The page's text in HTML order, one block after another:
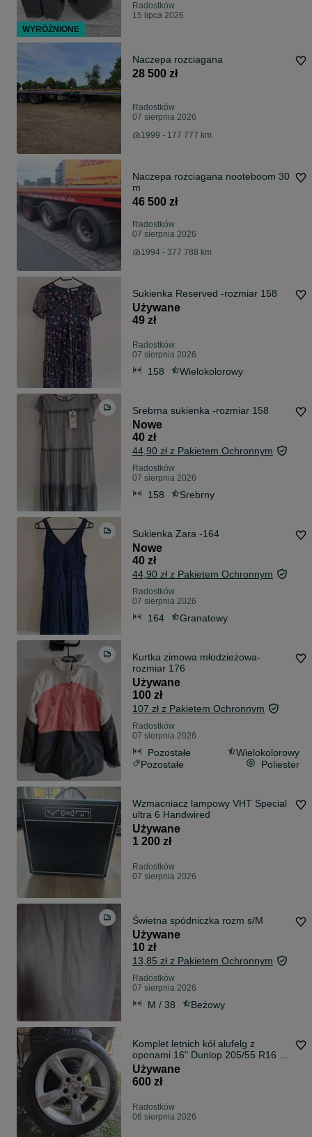
Radostków
15 lipca 2026
Naczepa rozciagana
28 500 zł
Radostków
07 sierpnia 2026
1999 - 177 777 km
Naczepa rozciagana nooteboom 30
m
46 500 zł
Radostków
07 sierpnia 2026
1994 - 377 788 km
Sukienka Reserved -rozmiar 158
Używane
49 zł
Radostków
07 sierpnia 2026
158 Wielokolorowy
Srebrna sukienka -rozmiar 158
Nowe
40 zł
44,90 zł z Pakietem Ochronnym
Radostków
07 sierpnia 2026
158 Srebrny
Sukienka Zara -164
Nowe
40 zł
44,90 zł z Pakietem Ochronnym
Radostków
07 sierpnia 2026
164 Granatowy
Kurtka zimowa młodzieżowa-
rozmiar 176
Używane
100 zł
107 zł z Pakietem Ochronnym
Radostków
07 sierpnia 2026
Pozostałe
Wielokolorowy
Pozostałe
Poliester
Wzmacniacz lampowy VHT Special
ultra 6 Handwired
Używane
1 200 zł
Radostków
07 sierpnia 2026
Świetna spódniczka rozm s/M
Używane
10 zł
13,85 zł z Pakietem Ochronnym
Radostków
07 sierpnia 2026
M / 38 Beżowy
Komplet letnich kół alufelg z
oponami 16" Dunlop 205/55 R16 –
5x112 ET31 (Mercedes i inne)
Używane
600 zł
Radostków
06 sierpnia 2026
WYRÓŻNIONE